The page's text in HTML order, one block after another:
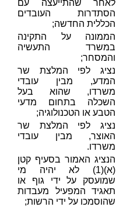
לאחר שהתייעצה עם
הסתדרות העובדים
הכללית החדשה;
הממונה על התקינה
במשרד התעשיה
והמסחר;
נציג לפי המלצת שר
המדע, מבין עובדי
משרדו, שהוא בעל
השכלה בתחום מדעי
הטבע או הטכנולוגיה;
נציג לפי המלצת שר
האוצר, מבין עובדי
משרדו.
הנציג האמור בסעיף קטן
(א)(1) לא יהיה מי
שמועסק על ידי גוף או
תאגיד המפעיל מעבדות
שהוסמכו על ידי הרשות;